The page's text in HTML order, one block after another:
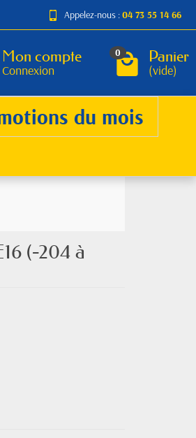
Appelez-nous :04 73 55 14 66
Mon compte
Connexion
0 Panier
(vide)
du mois
(-204 à